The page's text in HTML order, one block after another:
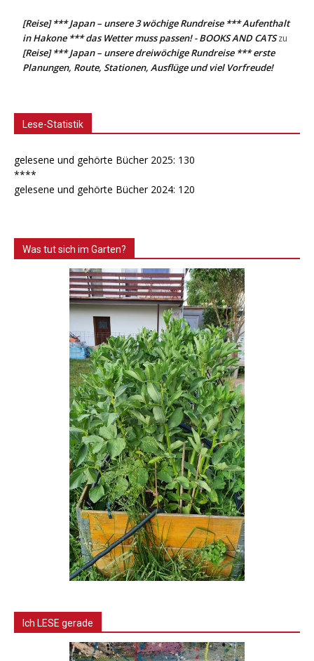
[Reise] *** Japan – unsere 3 wöchige Rundreise *** Aufenthalt
in Hakone *** das Wetter muss passen! - BOOKS AND CATSzu
[Reise] *** Japan – unsere dreiwöchige Rundreise *** erste
Planungen, Route, Stationen, Ausflüge und viel Vorfreude!
Lese-Statistik
gelesene und gehörte Bücher 2025: 130
****
gelesene und gehörte Bücher 2024: 120
Was tut sich im Garten?
Ich LESE gerade